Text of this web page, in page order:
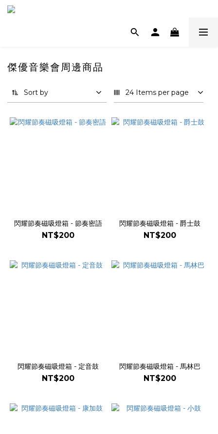
傑優音樂會周邊商品
Sort by 24 Items per page
閃耀節奏磁吸燈箱 - 節奏密語
NT$200
閃耀節奏磁吸燈箱 - 爵士鼓
NT$200
閃耀節奏磁吸燈箱 - 定音鼓
NT$200
閃耀節奏磁吸燈箱 - 馬林巴
NT$200